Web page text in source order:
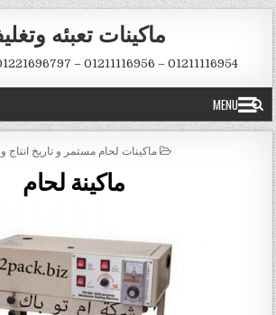
Skip to content
ماكينات تعبئه
01211116954 – 01211116956 – 01221696797 – 01211116958
MENU
POSTED IN
ماكينات لحام مستمر و تاريخ انتاج
ماكينة لحام